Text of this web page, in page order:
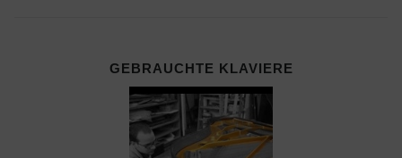
GEBRAUCHTE KLAVIERE